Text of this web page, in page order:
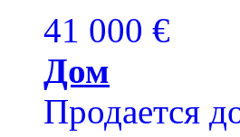
41 000 €
Дом
Продается